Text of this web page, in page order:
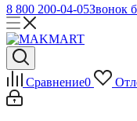
8 800 200-04-05Звонок
Сравнение0